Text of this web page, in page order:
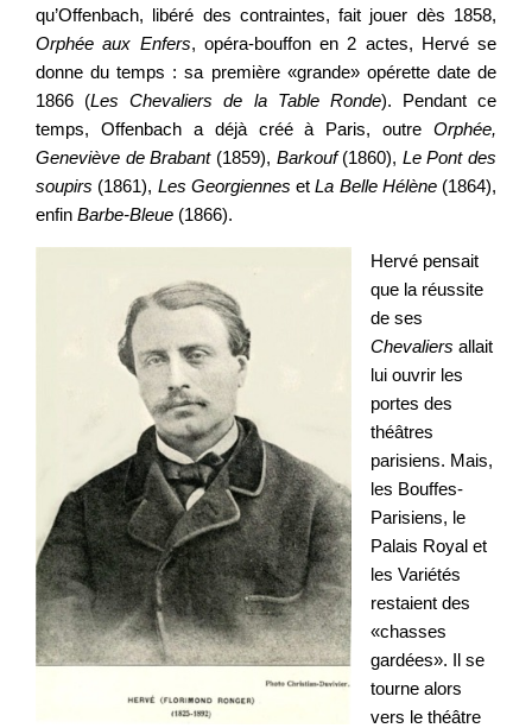
qu’Offenbach, libéré des contraintes, fait jouer dès 1858,
Orphée aux Enfers, opéra-bouffon en 2 actes, Hervé se
donne du temps : sa première «grande» opérette date de
1866 (Les Chevaliers de la Table Ronde). Pendant ce
temps, Offenbach a déjà créé à Paris, outre Orphée,
Geneviève de Brabant(1859), Barkouf(1860), Le Pont des
soupirs (1861), Les Georgiennes etLa Belle Hélène(1864),
enfin Barbe-Bleue (1866).
Hervé pensait
que la réussite
de ses
Chevaliers allait
lui ouvrir les
portes des
théâtres
parisiens. Mais,
les Bouffes-
Parisiens, le
Palais Royal et
les Variétés
restaient des
«chasses
gardées». Il se
tourne alors
vers le théâtre